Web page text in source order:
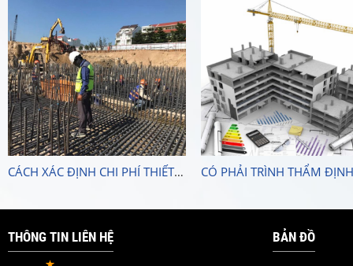
CÁCH XÁC ĐỊNH CHI PHÍ THIẾT
CÓ PHẢI TRÌNH THẨM
THÔNG TIN LIÊN HỆ BẢN ĐỒ